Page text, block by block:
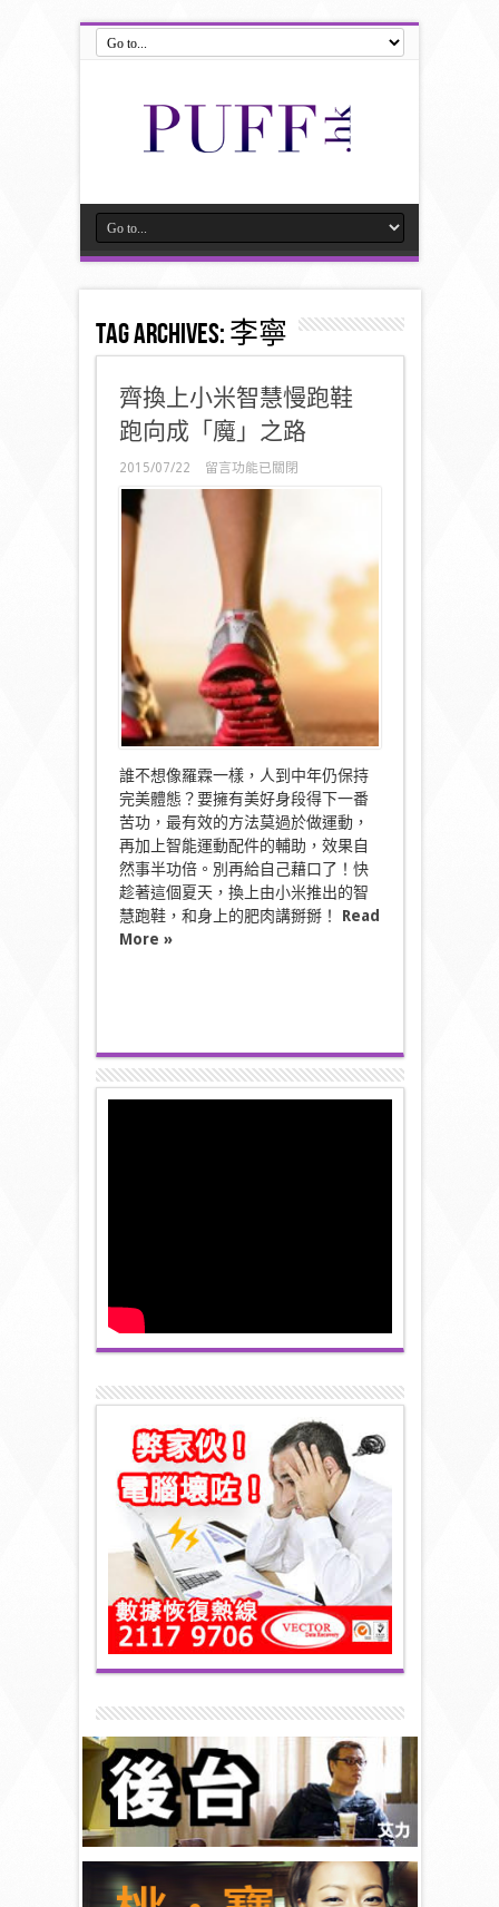
Tag Archives:李寧
齊換上小米智慧慢跑鞋
跑向成「魔」之路
2015/07/22
在
〈齊
換
上
小
米
慢
跑
鞋
跑
向
成
「魔」
之
路〉
中
留言功能已關閉
誰不想像羅霖一樣，人到中年仍保持
完美體態？要擁有美好身段得下一番
苦功，最有效的方法莫過於做運動，
再加上智能運動配件的輔助，效果自
然事半功倍。別再給自己藉口了！快
趁著這個夏天，換上由小米推出的智
慧跑鞋，和身上的肥肉講掰掰！ Read
More »